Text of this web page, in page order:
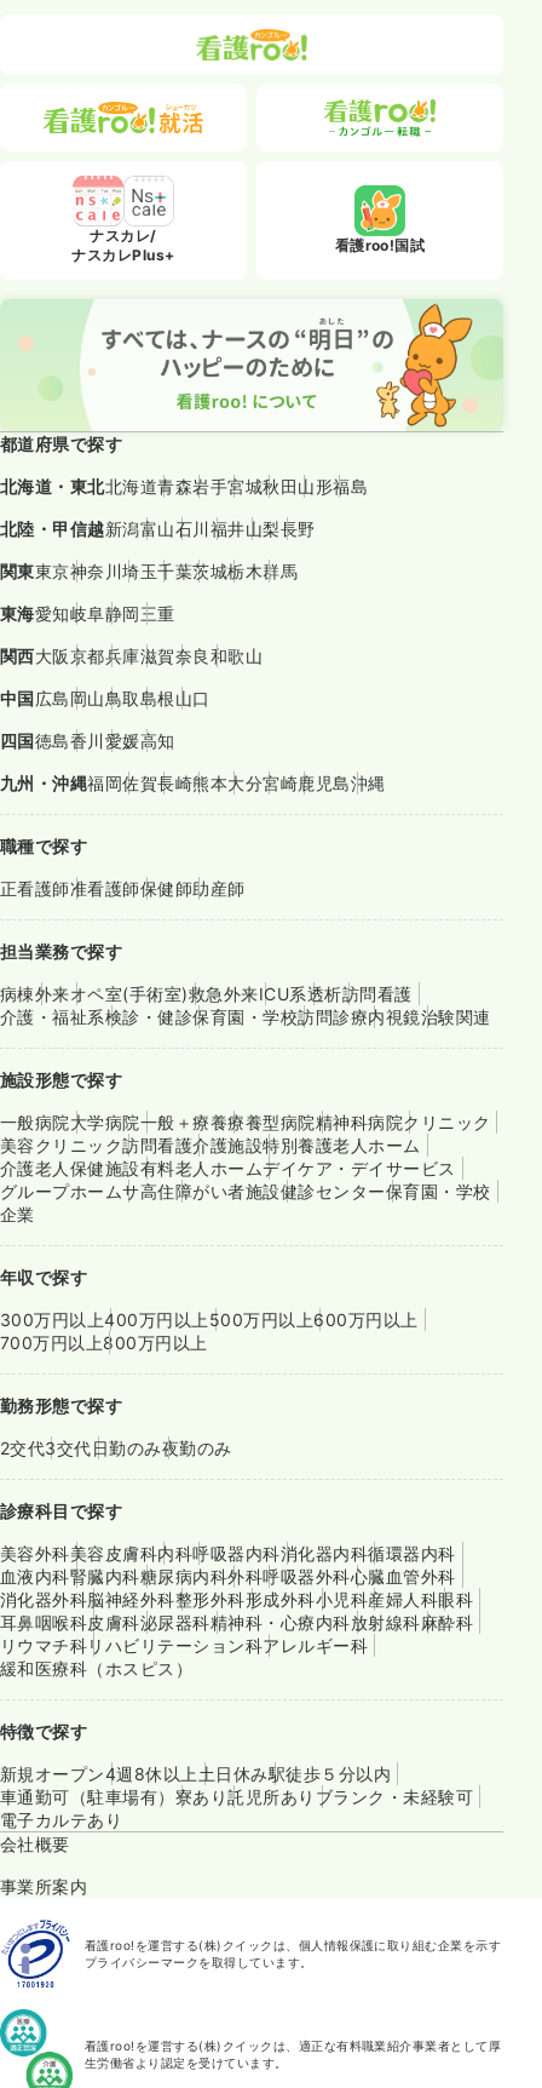
ナスカレ/
ナスカレPlus+
看護roo!国試
都道府県で探す
北海道・東北北海道青森岩手宮城秋田 山形福島
北陸・甲信越新潟富山石川 福井山梨長野
関東東京神奈川埼玉千葉茨城栃木群馬
東海愛知岐阜静岡三重
関西大阪京都兵庫滋賀奈良和歌山
中国 広島 岡山鳥取島根山口
四国徳島香川 愛媛高知
九州・沖縄福岡佐賀長崎熊本大分宮崎鹿児島沖縄
職種で探す
正看護師准看護師保健師助産師
担当業務で探す
病棟外来オペ室(手術室)救急外来ICU系透析訪問看護
介護・福祉系検診・健診保育園・学校訪問診療内視鏡治験関連
施設形態で探す
一般病院大学病院一般＋療養療養型病院精神科病院クリニック
美容クリニック訪問看護介護施設特別養護老人ホーム
介護老人保健施設有料老人ホームデイケア・デイサービス
グループホームサ高住障がい者施設健診センター保育園・学校
企業
年収で探す
300万円以上400万円以上500万円以上600万円以上
700万円以上800万円以上
勤務形態で探す
2交代3交代日勤のみ夜勤のみ
診療科目で探す
美容外科美容皮膚科内科呼吸器内科消化器内科循環器内科
血液内科腎臓内科糖尿病内科外科呼吸器外科心臓血管外科
消化器外科脳神経外科整形外科形成外科小児科産婦人科眼科
耳鼻咽喉科皮膚科泌尿器科精神科・心療内科放射線科麻酔科
リウマチ科リハビリテーション科アレルギー科
緩和医療科（ホスピス）
特徴で探す
新規オープン4週8休以上土日休み駅徒歩５分以内
車通勤可（駐車場有） 寮あり託児所あり ブランク・未経験可
電子カルテあり
会社概要
事業所案内
看護roo!を運営する(株)クイックは、個人情報保護に取り組む企業を示す
プライバシーマークを取得しています。
看護roo!を運営する(株)クイックは、適正な有料職業紹介事業者として厚
生労働省より認定を受けています。